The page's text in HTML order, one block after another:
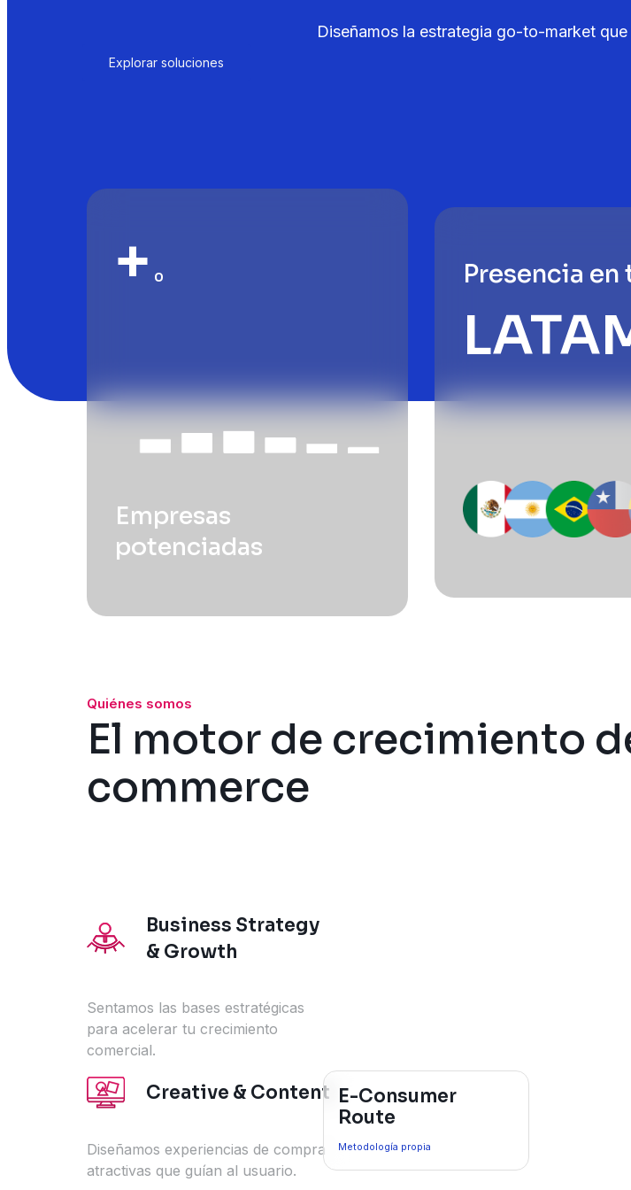
Diseñamos la estrategia go-to-market
Explorar soluciones
+ 0
Empresas
potenciadas
Presencia
Quiénes somos
El motor de crecimiento
commerce
Business Strategy
& Growth
Sentamos las bases estratégicas
para acelerar tu crecimiento
comercial.
Creative & Content
Diseñamos experiencias de compra
atractivas que guían al usuario.
E-Consumer
Route
Metodología propia